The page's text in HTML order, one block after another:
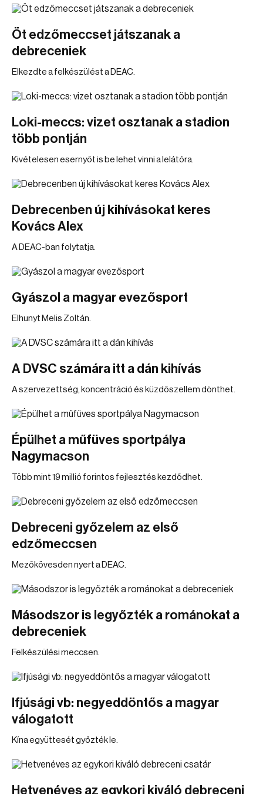
Öt edzőmeccset játszanak a
debreceniek
Elkezdte a felkészülést a DEAC.
Loki-meccs: vizet osztanak a stadion
több pontján
Kivételesen esernyőt is be lehet vinni a lelátóra.
Debrecenben új kihívásokat keres
Kovács Alex
A DEAC-ban folytatja.
Gyászol a magyar evezősport
Elhunyt Melis Zoltán.
A DVSC számára itt a dán kihívás
A szervezettség, koncentráció és küzdőszellem dönthet.
Épülhet a műfüves sportpálya
Nagymacson
Több mint 19 millió forintos fejlesztés kezdődhet.
Debreceni győzelem az első
edzőmeccsen
Mezőkövesden nyert a DEAC.
Másodszor is legyőzték a románokat a
debreceniek
Felkészülési meccsen.
Ifjúsági vb: negyeddöntős a magyar
válogatott
Kína együttesét győzték le.
Hetvenéves az egykori kiváló debreceni